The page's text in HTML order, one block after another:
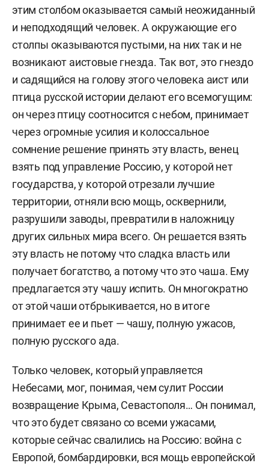
этим столбом оказывается самый неожиданный
и неподходящий человек. А окружающие его
столпы оказываются пустыми, на них так и не
возникают аистовые гнезда. Так вот, это гнездо
и садящийся на голову этого человека аист или
птица русской истории делают его всемогущим:
он через птицу соотносится с небом, принимает
через огромные усилия и колоссальное
сомнение решение принять эту власть, венец
взять под управление Россию, у которой нет
государства, у которой отрезали лучшие
территории, отняли всю мощь, осквернили,
разрушили заводы, превратили в наложницу
других сильных мира всего. Он решается взять
эту власть не потому что сладка власть или
получает богатство, а потому что это чаша. Ему
предлагается эту чашу испить. Он многократно
от этой чаши отбрыкивается, но в итоге
принимает ее и пьет — чашу, полную ужасов,
полную русского ада.
Только человек, который управляется
Небесами, мог, понимая, чем сулит России
возвращение Крыма, Севастополя… Он понимал,
что это будет связано со всеми ужасами,
которые сейчас свалились на Россию: война с
Европой, бомбардировки, вся мощь европейской